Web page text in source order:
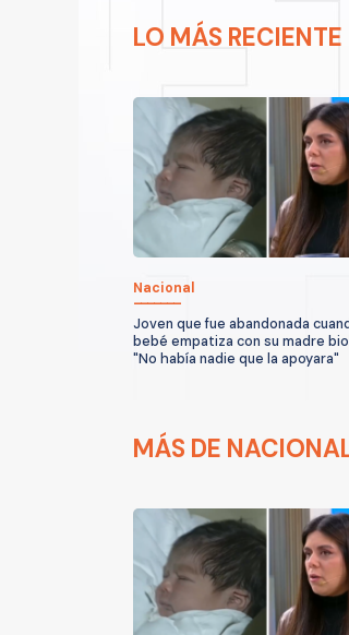
LO MÁS RECIENTE
Nacional
Joven que fue abandonada
bebé empatiza con su madre
"No había nadie que la apoyara"
MÁS DE